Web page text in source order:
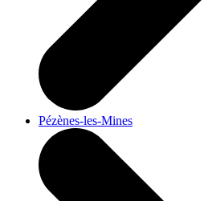
Pézènes-les-Mines